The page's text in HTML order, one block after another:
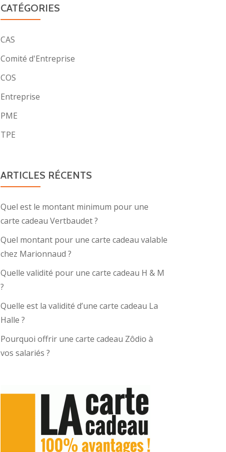
CATÉGORIES
CAS
Comité d'Entreprise
COS
Entreprise
PME
TPE
ARTICLES RÉCENTS
Quel est le montant minimum pour une
carte cadeau Vertbaudet ?
Quel montant pour une carte cadeau valable
chez Marionnaud ?
Quelle validité pour une carte cadeau H & M
?
Quelle est la validité d’une carte cadeau La
Halle ?
Pourquoi offrir une carte cadeau Zôdio à
vos salariés ?